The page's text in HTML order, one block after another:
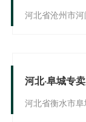
河北省沧州市
河北·阜城专
河北省衡水市